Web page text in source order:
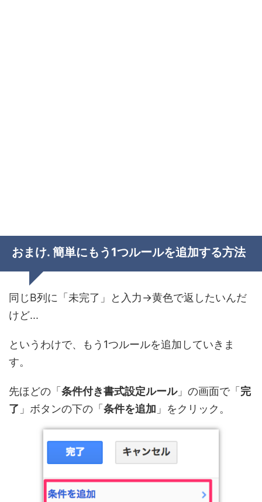
おまけ. 簡単にもう1つルールを追加する方法
同じB列に「未完了」と入力→黄色で返したいんだ
けど...
というわけで、もう1つルールを追加していきま
す。
先ほどの「 条件付き書式設定ルール」の画面で「 完
了 」ボタンの下の「 条件を追加 」をクリック。